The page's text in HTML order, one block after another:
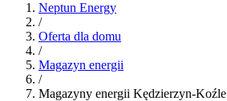
Neptun Energy
/
Oferta dla domu
/
Magazyn energii
/
Magazyny energii Kędzierzyn-Koźle